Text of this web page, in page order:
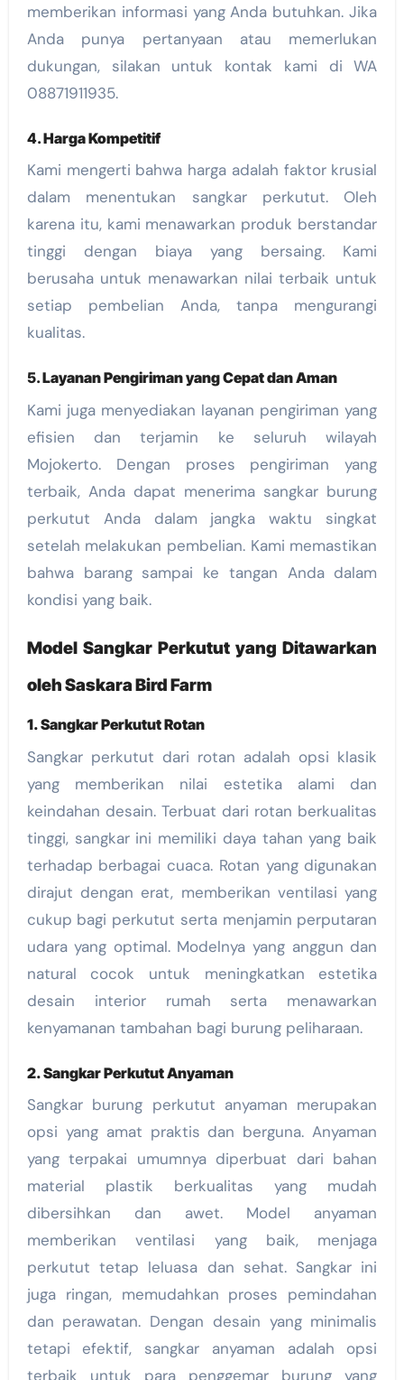
memberikan informasi yang Anda butuhkan. Jika
Anda punya pertanyaan atau memerlukan
dukungan, silakan untuk kontak kami di WA
08871911935.
4.Harga Kompetitif
Kami mengerti bahwa harga adalah faktor krusial
dalam menentukan sangkar perkutut. Oleh
karena itu, kami menawarkan produk berstandar
tinggi dengan biaya yang bersaing. Kami
berusaha untuk menawarkan nilai terbaik untuk
setiap pembelian Anda, tanpa mengurangi
kualitas.
5.Layanan Pengiriman yang Cepat dan Aman
Kami juga menyediakan layanan pengiriman yang
efisien dan terjamin ke seluruh wilayah
Mojokerto. Dengan proses pengiriman yang
terbaik, Anda dapat menerima sangkar burung
perkutut Anda dalam jangka waktu singkat
setelah melakukan pembelian. Kami memastikan
bahwa barang sampai ke tangan Anda dalam
kondisi yang baik.
Model Sangkar Perkutut yang Ditawarkan
oleh Saskara Bird Farm
1. Sangkar Perkutut Rotan
Sangkar perkutut dari rotan adalah opsi klasik
yang memberikan nilai estetika alami dan
keindahan desain. Terbuat dari rotan berkualitas
tinggi, sangkar ini memiliki daya tahan yang baik
terhadap berbagai cuaca. Rotan yang digunakan
dirajut dengan erat, memberikan ventilasi yang
cukup bagi perkutut serta menjamin perputaran
udara yang optimal. Modelnya yang anggun dan
natural cocok untuk meningkatkan estetika
desain interior rumah serta menawarkan
kenyamanan tambahan bagi burung peliharaan.
2. Sangkar Perkutut Anyaman
Sangkar burung perkutut anyaman merupakan
opsi yang amat praktis dan berguna. Anyaman
yang terpakai umumnya diperbuat dari bahan
material plastik berkualitas yang mudah
dibersihkan dan awet. Model anyaman
memberikan ventilasi yang baik, menjaga
perkutut tetap leluasa dan sehat. Sangkar ini
juga ringan, memudahkan proses pemindahan
dan perawatan. Dengan desain yang minimalis
tetapi efektif, sangkar anyaman adalah opsi
terbaik untuk para penggemar burung yang